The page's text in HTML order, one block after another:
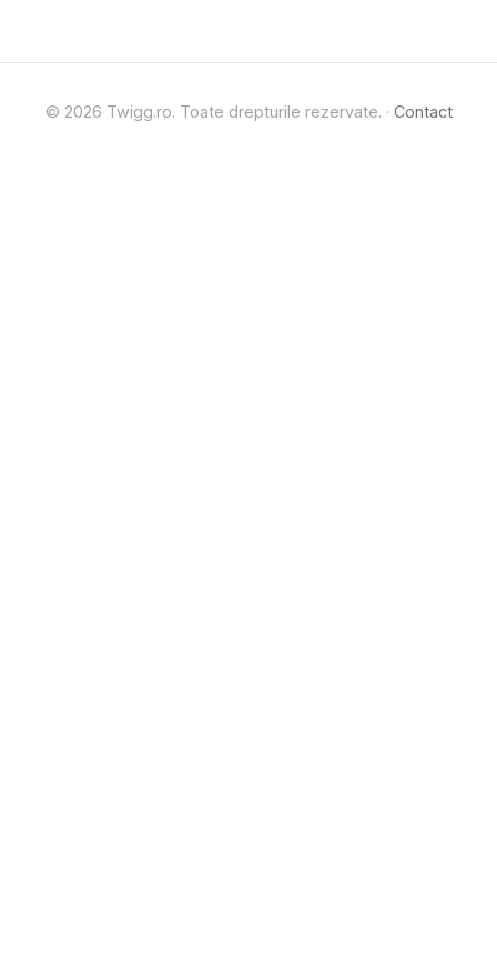
© 2026 Twigg.ro. Toate drepturile rezervate. · Contact